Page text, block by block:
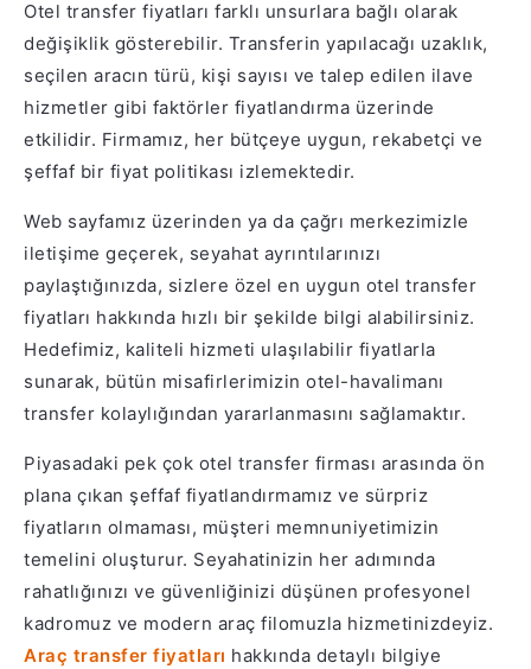
Otel transfer fiyatları farklı unsurlara bağlı olarak
değişiklik gösterebilir. Transferin yapılacağı uzaklık,
seçilen aracın türü, kişi sayısı ve talep edilen ilave
hizmetler gibi faktörler fiyatlandırma üzerinde
etkilidir. Firmamız, her bütçeye uygun, rekabetçi ve
şeffaf bir fiyat politikası izlemektedir.
Web sayfamız üzerinden ya da çağrı merkezimizle
iletişime geçerek, seyahat ayrıntılarınızı
paylaştığınızda, sizlere özel en uygun otel transfer
fiyatları hakkında hızlı bir şekilde bilgi alabilirsiniz.
Hedefimiz, kaliteli hizmeti ulaşılabilir fiyatlarla
sunarak, bütün misafirlerimizin otel-havalimanı
transfer kolaylığından yararlanmasını sağlamaktır.
Piyasadaki pek çok otel transfer firması arasında ön
plana çıkan şeffaf fiyatlandırmamız ve sürpriz
fiyatların olmaması, müşteri memnuniyetimizin
temelini oluşturur. Seyahatinizin her adımında
rahatlığınızı ve güvenliğinizi düşünen profesyonel
kadromuz ve modern araç filomuzla hizmetinizdeyiz.
Araç transfer fiyatları hakkında detaylı bilgiye